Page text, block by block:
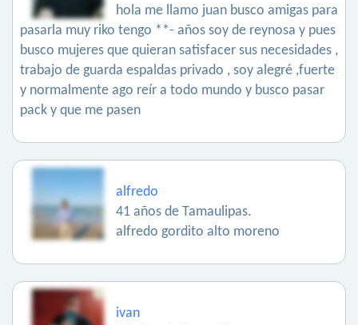
hola me llamo juan busco amigas para
pasarla muy riko tengo **- años soy de reynosa y pues
busco mujeres que quieran satisfacer sus necesidades ,
trabajo de guarda espaldas privado , soy alegré ,fuerte
y normalmente ago reír a todo mundo y busco pasar
pack y que me pasen
alfredo
41 años de Tamaulipas.
alfredo gordito alto moreno
ivan